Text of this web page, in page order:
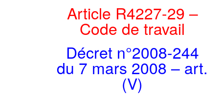
Article R4227-29 –
Code de travail
Décret n°2008-244
du 7 mars 2008 – art.
(V)